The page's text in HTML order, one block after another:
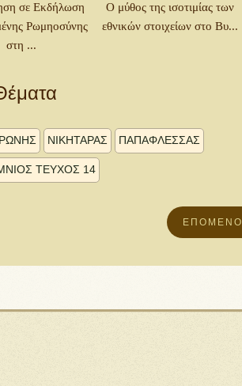
σε Εκδήλωση
Ρωμηοσύνης
στη ...
Ο μύθος της ισοτιμίας των
εθνικών στοιχείων στο Βυ...
ΝΙΚΗΤΑΡΑΣ ΠΑΠΑΦΛΕΣΣΑΣ
ΤΕΥΧΟΣ 14
ΕΠΌΜΕΝΟ